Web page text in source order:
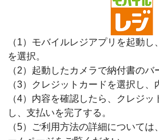
（1）モバイルレジアプリを起動
を選択。
（2）起動したカメラで納付書のバ
（3）クレジットカードを選択し、
（4）内容を確認したら、クレジッ
し、支払いを完了する。
（5）ご利用方法の詳細について